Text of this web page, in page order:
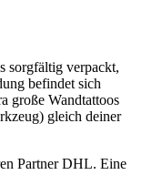
verpackt,
befindet sich
große Wandtattoos
gleich deiner
Partner DHL. Eine